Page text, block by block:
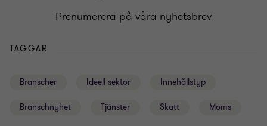
Prenumerera på våra nyhetsbrev
TAGGAR
Branscher Ideell sektor Innehållstyp
Branschnyhet Tjänster Skatt Moms